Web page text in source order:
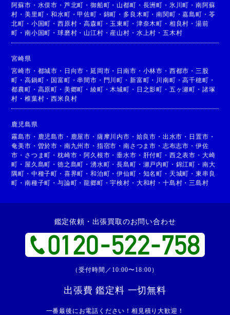
阿蘇市 ・ 水俣市 ・ 芦北町 ・御船町 ・ 山都町 ・ 長洲町 ・ 氷川町 ・ 南阿蘇
村 ・美里町 ・和水町 ・甲佐町 ・ 錦町 ・ 多良木町 ・南関町 ・嘉島町 ・ 苓
北町 ・ 小国町 ・西原村 ・高森町 ・ 玉東町 ・ 津奈木町 ・ 相良村 ・ 湯前
町 ・南小国町 ・球磨村 ・ 山江村 ・ 産山村 ・ 水上村 ・ 五木村
宮崎県
宮崎市 ・ 都城市 ・ 日向市 ・延岡市 ・ 日南市 ・ 小林市 ・ 西都市 ・ 三股
町 ・高鍋町 ・ 国富町 ・ 串間市 ・ 門川町 ・ 新富町 ・ 川南町 ・高千穂町 ・
都農町 ・ 高原町 ・ 美郷町 ・綾町 ・ 木城町 ・ 日之影町 ・ 五ヶ瀬町 ・ 諸塚
村 ・椎葉村 ・西米良村
鹿児島県
霧島市 ・ 鹿児島市 ・ 鹿屋市 ・ 薩摩川内市 ・ 姶良市 ・ 出水市 ・ 日置市 ・
奄美市 ・ 曽於市 ・ 南九州市 ・ 指宿市 ・南さつま市 ・ 志布志市 ・ 伊佐
市 ・ さつま町 ・枕崎市 ・阿久根市 ・垂水市 ・ 肝付町 ・ 西之表市 ・ 大崎
町 ・ 屋久島町 ・徳之島町 ・湧水町 ・長島町 ・ 瀬戸内町 ・ 錦江町 ・ 南大
隅町 ・ 中種子町 ・ 喜界町 ・和泊町 ・伊仙町 ・ 知名町 ・ 天城町 ・ 東串良
町 ・南種子町 ・与論町 ・龍郷町 ・宇検村 ・ 大和村 ・ 十島村 ・ 三島村
鑑定依頼・出張買取のお問い合わせ
（受付時間／10:00〜18:00）
出張費 鑑定料 一切無料
一番最後にお電話ください！相見積り大歓迎！